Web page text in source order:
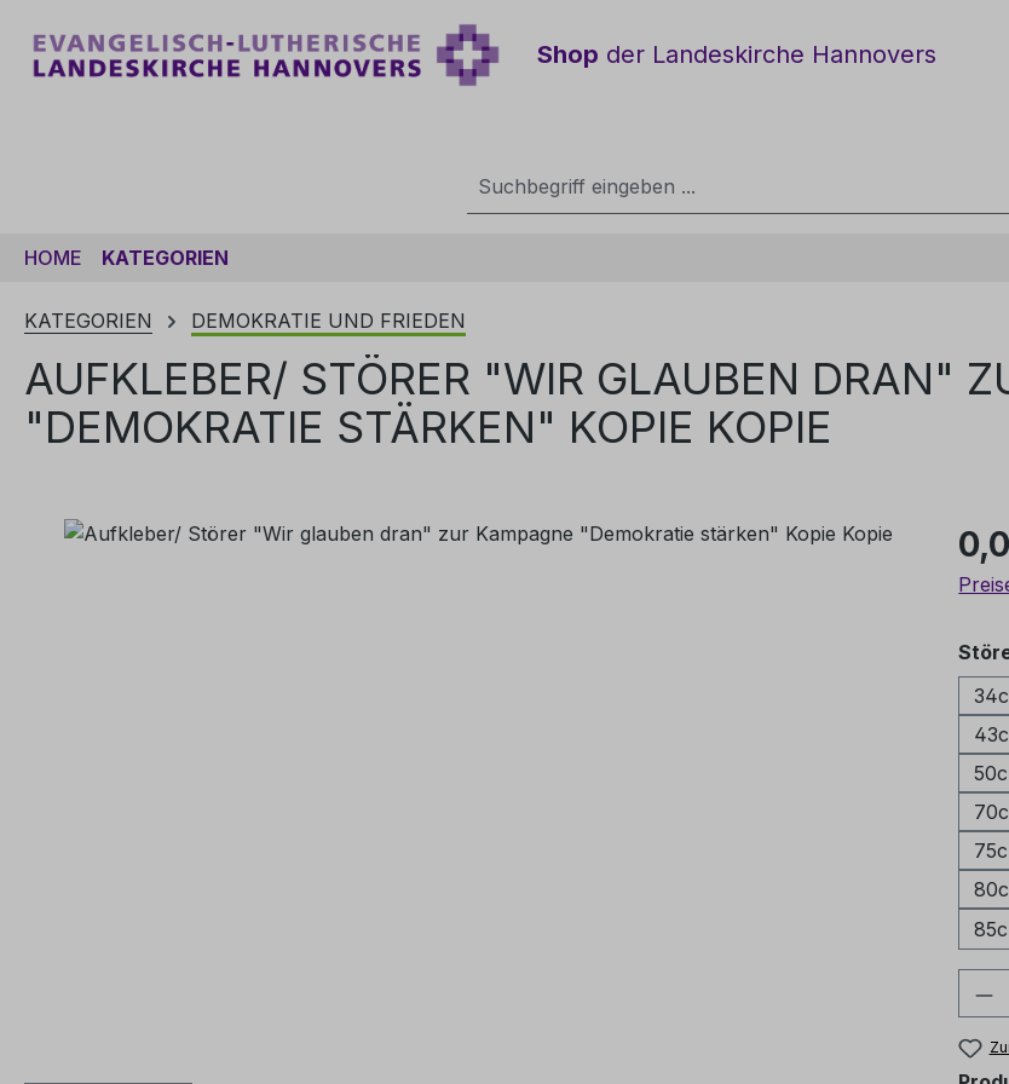
Hauptinhalt springen
Zur Suche springen
Zur Hauptnavigation springen
Shop der Landeskirche Hannovers
HOME KATEGORIEN
KATEGORIEN DEMOKRATIE UND FRIEDEN
AUFKLEBER/ STÖRER "WIR GLAUBEN DRAN"
"DEMOKRATIE STÄRKEN" KOPIE KOPIE
Bildergalerie überspringen